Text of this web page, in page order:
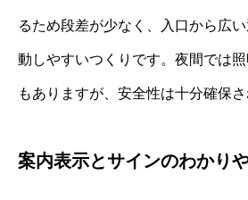
るため段差が少なく、入口から広
動しやすいつくりです。夜間では
もありますが、安全性は十分確保さ
案内表示とサインのわかり